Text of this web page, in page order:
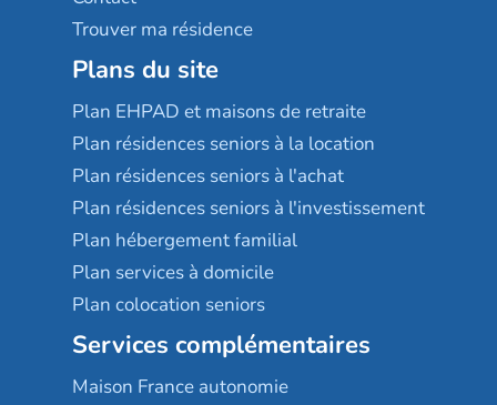
Trouver ma résidence
Plans du site
Plan EHPAD et maisons de retraite
Plan résidences seniors à la location
Plan résidences seniors à l'achat
Plan résidences seniors à l'investissement
Plan hébergement familial
Plan services à domicile
Plan colocation seniors
Services complémentaires
Maison France autonomie